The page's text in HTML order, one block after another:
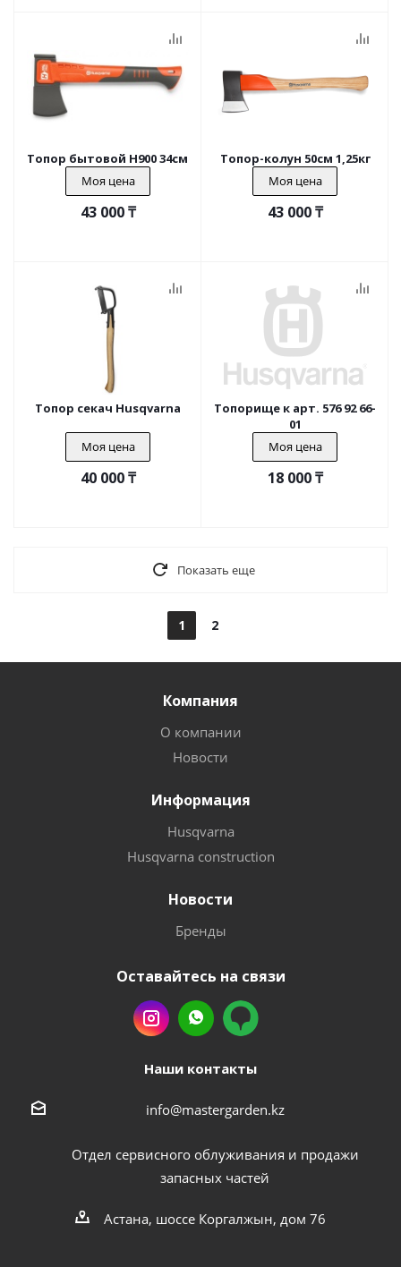
Топор бытовой H900 34см 0.9кг
Моя цена
43 000₸
Топор-колун 50см 1,25кг
Моя цена
43 000₸
Топор секач Husqvarna
Моя цена
40 000₸
Топорище к арт. 576 92 66-
01
Моя цена
18 000₸
Показать еще
1 2
Компания
О компании
Новости
Информация
Husqvarna
Husqvarna construction
Новости
Бренды
Оставайтесь на связи
Наши контакты
info@mastergarden.kz
Отдел сервисного облуживания и продажи
запасных частей
Астана, шоссе Коргалжын, дом 76